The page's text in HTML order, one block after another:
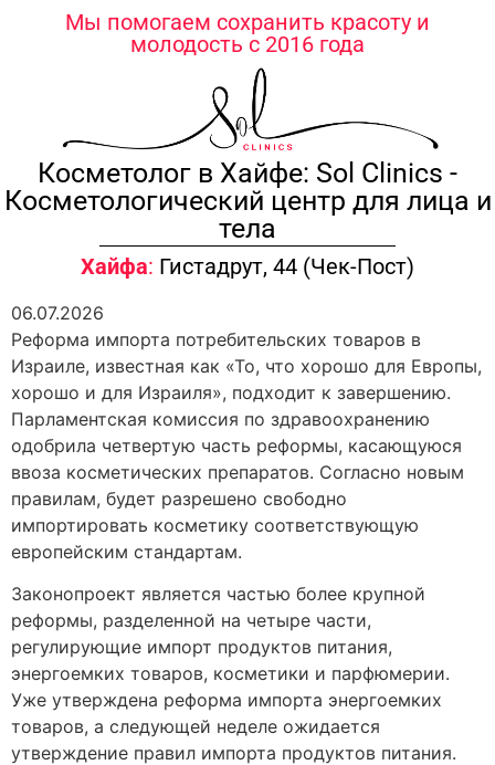
содержимомуМы помогаем сохранить красоту и
молодость с 2016 года
Косметолог в Хайфе: Sol Clinics -
Косметологический центр для лица и
тела
Хайфа: Гистадрут, 44 (Чек-Пост)
06.07.2026
Реформа импорта потребительских товаров в
Израиле, известная как «То, что хорошо для Европы,
хорошо и для Израиля», подходит к завершению.
Парламентская комиссия по здравоохранению
одобрила четвертую часть реформы, касающуюся
ввоза косметических препаратов. Согласно новым
правилам, будет разрешено свободно
импортировать косметику соответствующую
европейским стандартам.
Законопроект является частью более крупной
реформы, разделенной на четыре части,
регулирующие импорт продуктов питания,
энергоемких товаров, косметики и парфюмерии.
Уже утверждена реформа импорта энергоемких
товаров, а следующей неделе ожидается
утверждение правил импорта продуктов питания.